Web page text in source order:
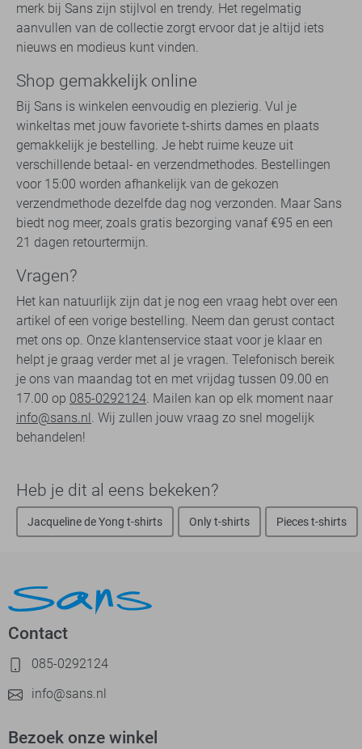
merk bij Sans zijn stijlvol en trendy. Het regelmatig
aanvullen van de collectie zorgt ervoor dat je altijd iets
nieuws en modieus kunt vinden.
Shop gemakkelijk online
Bij Sans is winkelen eenvoudig en plezierig. Vul je
winkeltas met jouw favoriete t-shirts dames en plaats
gemakkelijk je bestelling. Je hebt ruime keuze uit
verschillende betaal- en verzendmethodes. Bestellingen
voor 15:00 worden afhankelijk van de gekozen
verzendmethode dezelfde dag nog verzonden. Maar Sans
biedt nog meer, zoals gratis bezorging vanaf €95 en een
21 dagen retourtermijn.
Vragen?
Het kan natuurlijk zijn dat je nog een vraag hebt over een
artikel of een vorige bestelling. Neem dan gerust contact
met ons op. Onze klantenservice staat voor je klaar en
helpt je graag verder met al je vragen. Telefonisch bereik
je ons van maandag tot en met vrijdag tussen 09.00 en
17.00 op 085-0292124. Mailen kan op elk moment naar
info@sans.nl. Wij zullen jouw vraag zo snel mogelijk
behandelen!
Heb je dit al eens bekeken?
Jacqueline de Yong t-shirts Only t-shirts Pieces t-shirts
Contact
085-0292124
info@sans.nl
Bezoek onze winkel